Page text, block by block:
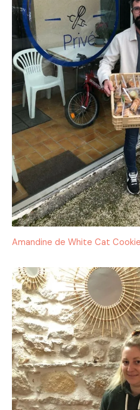
Amandine de White Cat